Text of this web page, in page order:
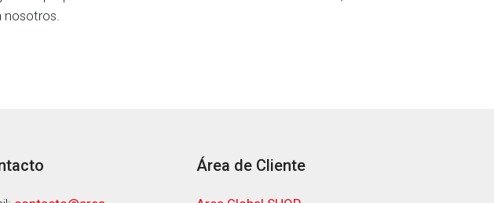
nosotros.
Área de Cliente